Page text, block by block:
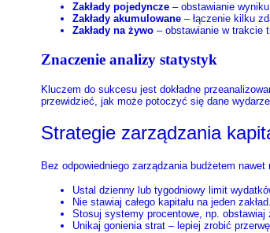
Zakłady pojedyncze – obstawianie
Zakłady akumulowane – łączenie kilku
Zakłady na żywo – obstawianie w trakcie
Znaczenie analizy statystyk
Kluczem do sukcesu jest dokładne
przewidzieć, jak może potoczyć się dane
Strategie zarządzania
Bez odpowiedniego zarządzania budżetem
Ustal dzienny lub tygodniowy limit
Nie stawiaj całego kapitału na jeden zakład.
Stosuj systemy procentowe, np. obstawiaj
Unikaj gonienia strat – lepiej zrobić